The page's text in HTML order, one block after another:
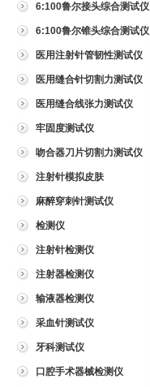
6:100鲁尔接头综合测试仪
6:100鲁尔锥头综合测试仪
医用注射针管韧性测试仪
医用缝合针切割力测试仪
医用缝合线张力测试仪
牢固度测试仪
吻合器刀片切割力测试仪
注射针模拟皮肤
麻醉穿刺针测试仪
检测仪
注射针检测仪
注射器检测仪
输液器检测仪
采血针测试仪
牙科测试仪
口腔手术器械检测仪